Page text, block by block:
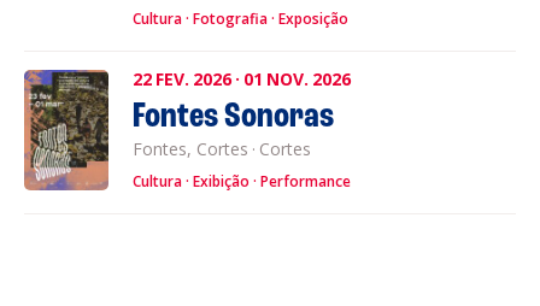
Cultura Fotografia Exposição
22 FEV. 2026 · 01 NOV. 2026
Fontes Sonoras
Fontes, Cortes · Cortes
Cultura Exibição Performance